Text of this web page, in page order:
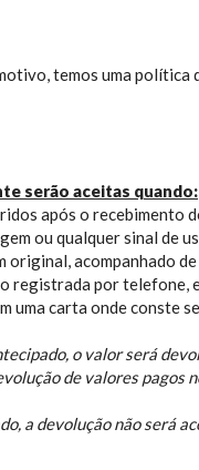
temos uma
serão aceitas quando:
após o recebimento
ou qualquer sinal de
acompanhado
registrada por telefone,
carta onde conste
o valor será
de valores
a devolução não será